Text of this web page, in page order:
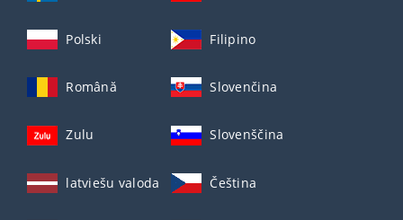
Polski Filipino
Română Slovenčina
Zulu Slovenščina
latviešu valoda Čeština